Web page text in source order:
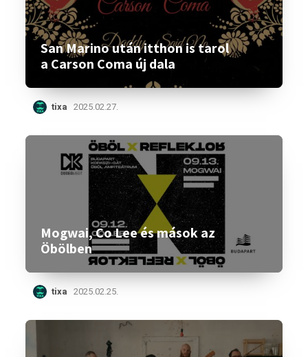
San Marino után itthon is tarol
a Carson Coma új dala
tixa 2025.02.27.
Mogwai, Co Lee és mások az
Öbölben
tixa 2025.02.25.